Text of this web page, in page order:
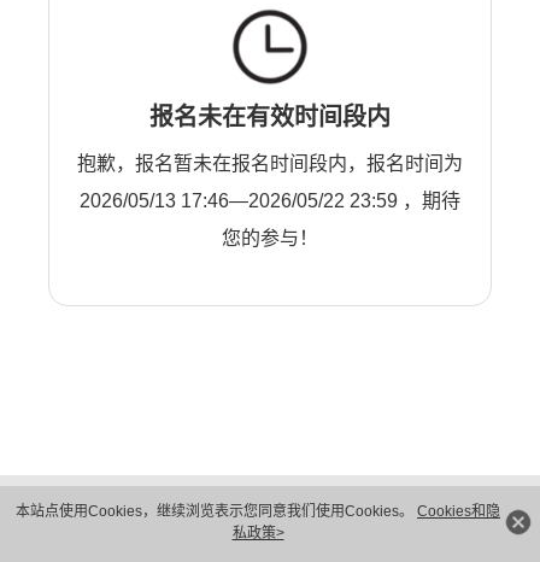
本站点使用Cookies，继续浏览表示您同意我们使用Cookies。 Cookies和隐
私政策>
报名未在有效时间段内
抱歉，报名暂未在报名时间段内，报名时间为
2026/05/13 17:46—2026/05/22 23:59 ，期待
您的参与！
隐私保护
法律声明